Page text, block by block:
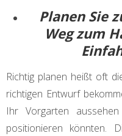
Planen Sie
Weg zum
Richtig planen heißt oft
richtigen Entwurf
Ihr Vorgarten
positionieren könnten.